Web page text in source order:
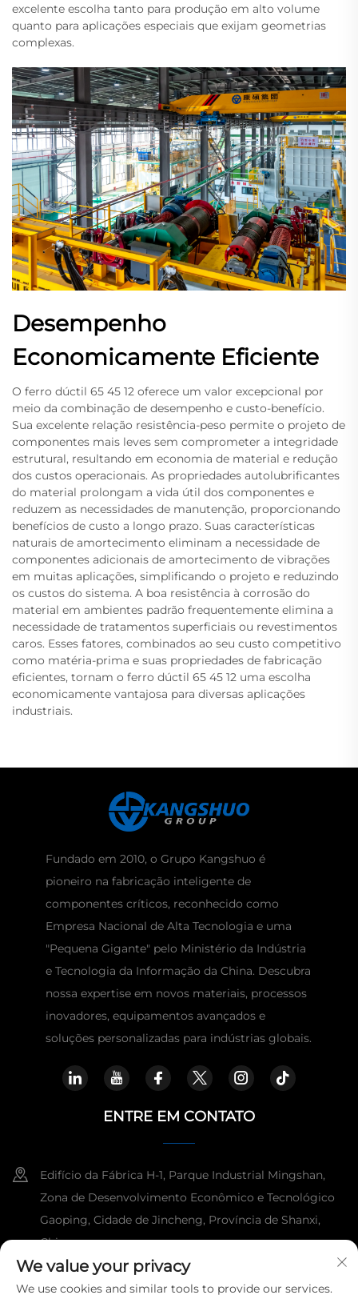
excelente escolha tanto para produção em alto volume
quanto para aplicações especiais que exijam geometrias
complexas.
Desempenho
Economicamente Eficiente
O ferro dúctil 65 45 12 oferece um valor excepcional por
meio da combinação de desempenho e custo-benefício.
Sua excelente relação resistência-peso permite o projeto de
componentes mais leves sem comprometer a integridade
estrutural, resultando em economia de material e redução
dos custos operacionais. As propriedades autolubrificantes
do material prolongam a vida útil dos componentes e
reduzem as necessidades de manutenção, proporcionando
benefícios de custo a longo prazo. Suas características
naturais de amortecimento eliminam a necessidade de
componentes adicionais de amortecimento de vibrações
em muitas aplicações, simplificando o projeto e reduzindo
os custos do sistema. A boa resistência à corrosão do
material em ambientes padrão frequentemente elimina a
necessidade de tratamentos superficiais ou revestimentos
caros. Esses fatores, combinados ao seu custo competitivo
como matéria-prima e suas propriedades de fabricação
eficientes, tornam o ferro dúctil 65 45 12 uma escolha
economicamente vantajosa para diversas aplicações
industriais.
Fundado em 2010, o Grupo Kangshuo é
pioneiro na fabricação inteligente de
componentes críticos, reconhecido como
Empresa Nacional de Alta Tecnologia e uma
"Pequena Gigante" pelo Ministério da Indústria
e Tecnologia da Informação da China. Descubra
nossa expertise em novos materiais, processos
inovadores, equipamentos avançados e
soluções personalizadas para indústrias globais.
ENTRE EM CONTATO
Edifício da Fábrica H-1, Parque Industrial Mingshan,
Zona de Desenvolvimento Econômico e Tecnológico
Gaoping, Cidade de Jincheng, Província de Shanxi,
China.
+86-15921818960
We value your privacy
We use cookies and similar tools to provide our services.